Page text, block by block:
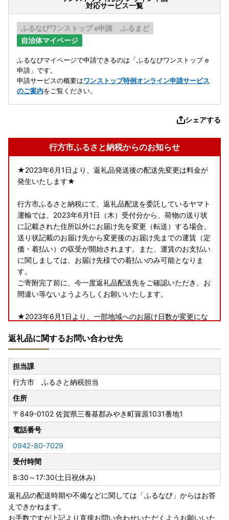
対応サービス一覧
ふるなびワンストップ e申請
ふるまど
自治体マイページ
ふるなびマイページで申請できるのは「ふるなびワンストップ e
申請」です。
申請サービスの概要はワンストップ特例オンライン申請サービス
のご案内をご覧ください。
シェアする
行方市ふるさと納税からのお知らせ
★2023年6月1日より、返礼品発送後の配送先変更は料金が
発生いたします★
行方市ふるさと納税にて、返礼品配送を委託しているヤマト
運輸では、2023年6月1日（木）受付分から、荷物の送り状
に記載された住所以外にお届け先を変更（転送）する場合、
送り状記載のお届け先から変更後のお届け先までの運賃（定
価・着払い）の収受が開始されます。また、運賃のお支払い
に関しましては、お届け先様での着払いのみ可能となりま
す。
ご寄附完了前に、今一度返礼品配送先をご確認いただき、お
間違い等ないようよろしくお願いいたします。
★2023年6月1日より、一部地域へのお届け日数が変更にな
行方市ふるさと納税にて、返礼品配送を委託しているヤマト
運輸では、2023年6月1日（木）受付分から、下記の地域へ
のお届け日数および時間指定帯が変更となります。
賞味期限が短い一部返礼品（クール便配送）につきまして
は、下記対象地域含む一部地域へは配送できないこともござ
いますので、予めご了承くださいますよう、お願い申し上げ
ます。
＜対象地域＞
・島根県（松江市、安来市のみ対象）、広島県（福山市のみ
対象）、鳥取県、岡山県、徳島県、香川県、愛媛県、高知県
■書類の送付について■
寄附金受領証明書、及びワンストップ特例申請書はお申し込
み完了後、2週間から1ヶ月ほどでお送りいたします。
※お申し込み状況により前後する場合がございます。あらか
返礼品に関するお問い合わせ先
担当課
行方市 ふるさと納税担当
住所
〒849-0102 佐賀県三養基郡みやき町簑原1031番地1
電話番号
0942-80-7029
受付時間
8:30～17:30(土日祝休み)
返礼品の配送時期や不備などに関しては「ふるなび」からはお答
えできかねます。
お手数ですが上記より直接お問い合わせいただくようお願いいた